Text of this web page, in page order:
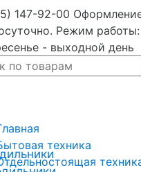
147-92-00
Режим
- выходной день
техника